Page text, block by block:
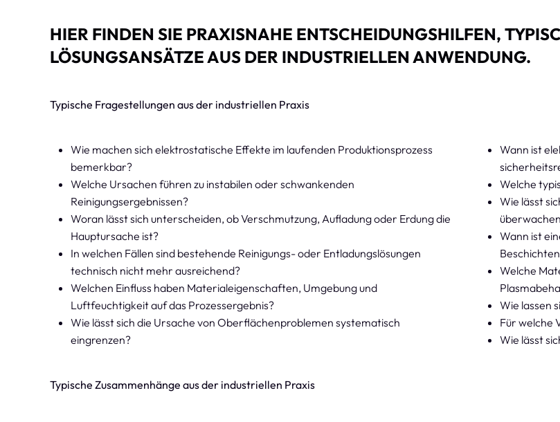
HIER FINDEN SIE PRAXISNAHE ENTSCHEIDUNGSHILFEN,
LÖSUNGSANSÄTZE AUS DER INDUSTRIELLEN ANWENDUNG.
Typische Fragestellungen aus der industriellen Praxis
Wie machen sich elektrostatische Effekte im laufenden Produktionsprozess
bemerkbar?
Welche Ursachen führen zu instabilen oder schwankenden
Reinigungsergebnissen?
Woran lässt sich unterscheiden, ob Verschmutzung, Aufladung oder Erdung die
Hauptursache ist?
In welchen Fällen sind bestehende Reinigungs- oder Entladungslösungen
technisch nicht mehr ausreichend?
Welchen Einfluss haben Materialeigenschaften, Umgebung und
Luftfeuchtigkeit auf das Prozessergebnis?
Wie lässt sich die Ursache von Oberflächenproblemen systematisch
eingrenzen?
Wann ist
Welche
Wie lässt
Wann ist
Welche
Wie lassen
Für welche
Wie lässt
Typische Zusammenhänge aus der industriellen Praxis